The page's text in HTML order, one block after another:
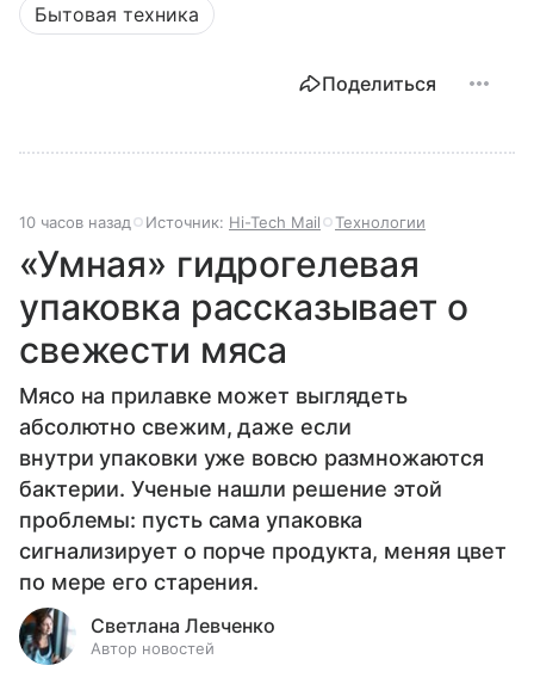
Бытовая техника
Поделиться
10 часов назад Источник: Hi-Tech Mail Технологии
«Умная» гидрогелевая
упаковка рассказывает о
свежести мяса
Мясо на прилавке может выглядеть
абсолютно свежим, даже если
внутри упаковки уже вовсю размножаются
бактерии. Ученые нашли решение этой
проблемы: пусть сама упаковка
сигнализирует о порче продукта, меняя цвет
по мере его старения.
Светлана Левченко
Автор новостей